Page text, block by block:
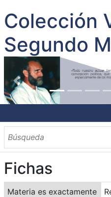
Colección
Segundo
INICIO
SOBRE EL AUTOR
CONTENIDO
TODOS LOS
CATEGORIAS
OBRAS SOBRE EL
MATERIAS
PALABRAS CLAVES
MULTIMEDIA
Fichas
Materia es exactamente